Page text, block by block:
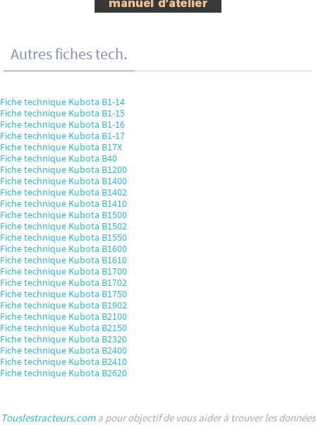
Autres fiches tech.
Fiche technique Kubota B1-14
Fiche technique Kubota B1-15
Fiche technique Kubota B1-16
Fiche technique Kubota B1-17
Fiche technique Kubota B17X
Fiche technique Kubota B40
Fiche technique Kubota B1200
Fiche technique Kubota B1400
Fiche technique Kubota B1402
Fiche technique Kubota B1410
Fiche technique Kubota B1500
Fiche technique Kubota B1502
Fiche technique Kubota B1550
Fiche technique Kubota B1600
Fiche technique Kubota B1610
Fiche technique Kubota B1700
Fiche technique Kubota B1702
Fiche technique Kubota B1750
Fiche technique Kubota B1902
Fiche technique Kubota B2100
Fiche technique Kubota B2150
Fiche technique Kubota B2320
Fiche technique Kubota B2400
Fiche technique Kubota B2410
Fiche technique Kubota B2620
Touslestracteurs.coma pour objectif de vous aider à trouver les données